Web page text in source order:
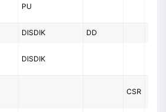
PU
DISDIK DD
DISDIK
CSR